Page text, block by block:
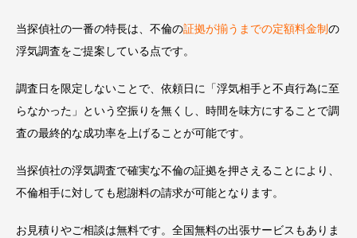
当探偵社の一番の特長は、不倫の証拠が揃うまでの定額料金制の
浮気調査をご提案している点です。
調査日を限定しないことで、依頼日に「浮気相手と不貞行為に至
らなかった」という空振りを無くし、時間を味方にすることで調
査の最終的な成功率を上げることが可能です。
当探偵社の浮気調査で確実な不倫の証拠を押さえることにより、
不倫相手に対しても慰謝料の請求が可能となります。
お見積りやご相談は無料です。全国無料の出張サービスもありま